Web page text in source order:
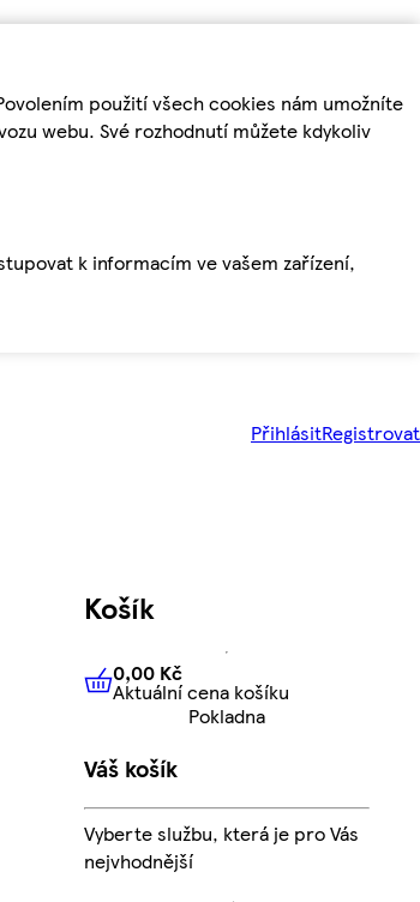
použití všech cookies nám umožníte
webu. Své rozhodnutí můžete kdykoliv
k informacím ve vašem zařízení,
PřihlásitRegistrovat
Košík
0,00 KčAktuální cena košíku
0,00 Kč
Aktuální cena košíku
Pokladna
Váš košík
Vyberte službu, která je pro Vás
nejvhodnější